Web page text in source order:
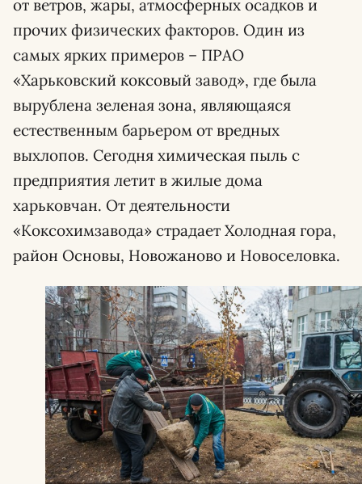
от ветров, жары, атмосферных осадков и
прочих физических факторов. Один из
самых ярких примеров – ПРАО
«Харьковский коксовый завод», где была
вырублена зеленая зона, являющаяся
естественным барьером от вредных
выхлопов. Сегодня химическая пыль с
предприятия летит в жилые дома
харьковчан. От деятельности
«Коксохимзавода» страдает Холодная гора,
район Основы, Новожаново и Новоселовка.